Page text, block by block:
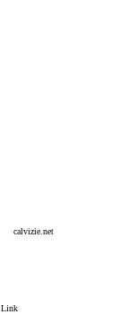
calvizie.net
Link